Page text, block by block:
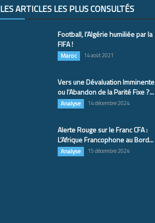
LES ARTICLES LES PLUS CONSULTÉS
Football, l’Algérie humiliée par la
FIFA !
Maroc 14 août 2021
Vers une Dévaluation Imminente
ou l’Abandon de la Parité Fixe ?...
Analyse 14 décembre 2024
Alerte Rouge sur le Franc CFA :
L’Afrique Francophone au Bord...
Analyse 15 décembre 2024